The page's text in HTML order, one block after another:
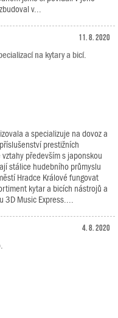
v...
11. 8. 2020
na kytary a bicí.
a specializuje na dovoz a
prestižních
především s japonskou
stálice hudebního průmyslu
Hradce Králové fungovat
kytar a bicích nástrojů a
Music Express....
4. 8. 2020